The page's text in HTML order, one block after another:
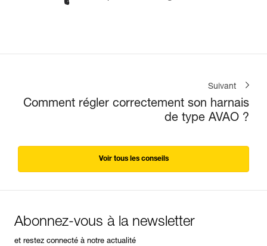
Suivant
Comment régler correctement son harnais
de type AVAO ?
Voir tous les conseils
Abonnez-vous à la newsletter
et restez connecté à notre actualité